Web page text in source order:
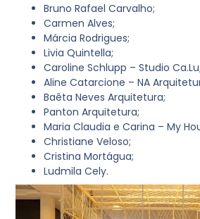
Bruno Rafael Carvalho;
Carmen Alves;
Márcia Rodrigues;
Livia Quintella;
Caroline Schlupp – Studio Ca.Lu;
Aline Catarcione – NA
Baêta Neves Arquitetura;
Panton Arquitetura;
Maria Claudia e Carina – My
Christiane Veloso;
Cristina Mortágua;
Ludmila Cely.